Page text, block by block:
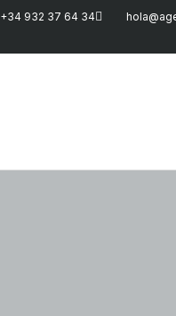
+34 932 37 64 34